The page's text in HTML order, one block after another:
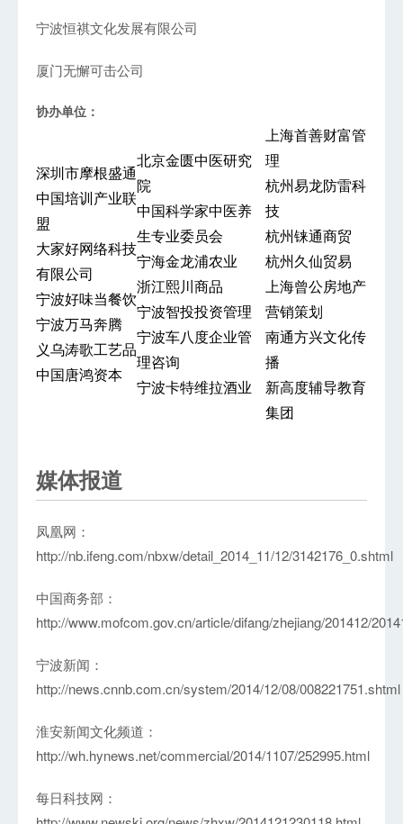
宁波恒祺文化发展有限公司
厦门无懈可击公司
协办单位：
深圳市摩根盛通
中国培训产业联
盟
大家好网络科技
有限公司
宁波好味当餐饮
宁波万马奔腾
义乌涛歌工艺品
中国唐鸿资本
北京金匮中医研究
院
中国科学家中医养
生专业委员会
宁海金龙浦农业
浙江熙川商品
宁波智投投资管理
宁波车八度企业管
理咨询
宁波卡特维拉酒业
上海首善财富管
理
杭州易龙防雷科
技
杭州铼通商贸
杭州久仙贸易
上海曾公房地产
营销策划
南通方兴文化传
播
新高度辅导教育
集团
媒体报道
凤凰网：
http://nb.ifeng.com/nbxw/detail_2014_11/12/3142176_0.shtml
中国商务部：
http://www.mofcom.gov.cn/article/difang/zhejiang/201412/
宁波新闻：
http://news.cnnb.com.cn/system/2014/12/08/008221751.shtml
淮安新闻文化频道：
http://wh.hynews.net/commercial/2014/1107/252995.html
每日科技网：